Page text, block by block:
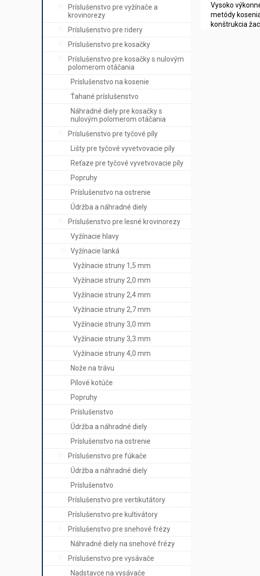
Príslušenstvo pre vyžínače a
krovinorezy
Príslušenstvo pre ridery
Príslušenstvo pre kosačky
Príslušenstvo pre kosačky s nulovým
polomerom otáčania
Príslušenstvo na kosenie
Ťahané príslušenstvo
Náhradné diely pre kosačky s
nulovým polomerom otáčania
Príslušenstvo pre tyčové píly
Lišty pre tyčové vyvetvovacie píly
Reťaze pre tyčové vyvetvovacie píly
Popruhy
Príslušenstvo na ostrenie
Údržba a náhradné diely
Príslušenstvo pre lesné krovinorezy
Vyžínacie hlavy
Vyžínacie lanká
Vyžínacie struny 1,5 mm
Vyžínacie struny 2,0 mm
Vyžínacie struny 2,4 mm
Vyžínacie struny 2,7 mm
Vyžínacie struny 3,0 mm
Vyžínacie struny 3,3 mm
Vyžínacie struny 4,0 mm
Nože na trávu
Pílové kotúče
Popruhy
Príslušenstvo
Údržba a náhradné diely
Príslušenstvo na ostrenie
Príslušenstvo pre fúkače
Údržba a náhradné diely
Príslušenstvo
Príslušenstvo pre vertikutátory
Príslušenstvo pre kultivátory
Príslušenstvo pre snehové frézy
Náhradné diely na snehové frézy
Príslušenstvo pre vysávače
Nadstavce na vysávače
Vysoko
metódy
konštrukcia